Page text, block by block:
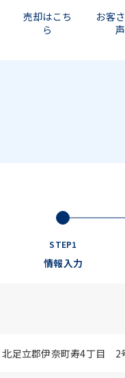
売却はこち
ら
お客
声
STEP1
情報入力
足立郡伊奈町寿4丁目 2